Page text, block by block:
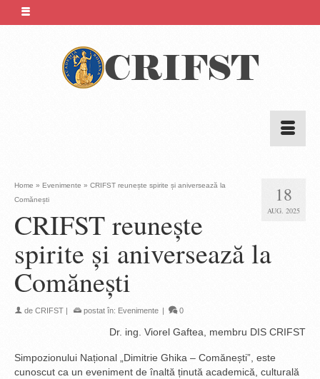
18
AUG. 2025
Home » Evenimente » CRIFST reunește spirite și aniversează la
Comănești
CRIFST reunește
spirite și aniversează la
Comănești
de CRIFST | postat în: Evenimente | 0
Dr. ing. Viorel Gaftea, membru DIS CRIFST
Simpozionului Național „Dimitrie Ghika – Comănești”, este
cunoscut ca un eveniment de înaltă ținută academică, culturală